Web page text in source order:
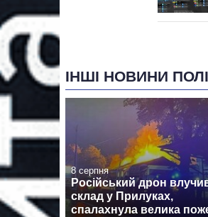
ІНШІ НОВИНИ
8 серпня
Російський дрон
склад у Прилуках,
спалахнула велика